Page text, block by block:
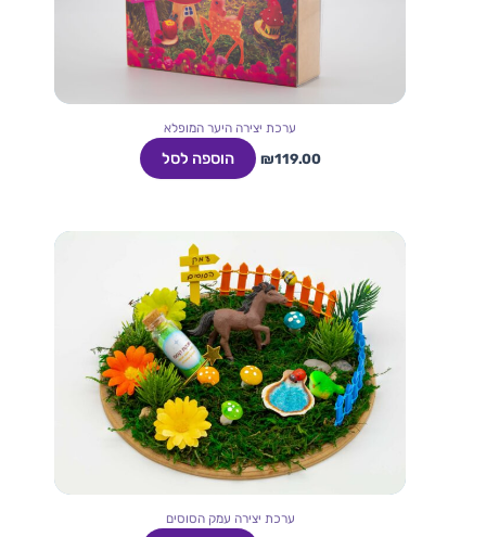
ערכת יצירה היער המופלא
₪119.00 הוספה לסל
ערכת יצירה עמק הסוסים